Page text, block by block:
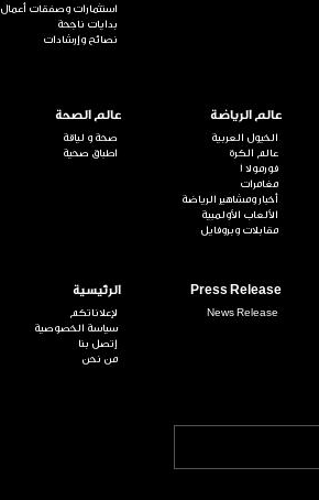
استثمارات وصفقات أعمال
بدايات ناجحة
نصائح وإرشادات
عالم الرياضة
الخيول العربية
عالم الكرة
فورمولا 1
مغامرات
أخبار ومشاهير الرياضة
الألعاب الأولمبية
مقابلات وبروفايل
عالم الصحة
صحة و لياقة
اطباق صحية
Press Release
News Release
الرئيسية
لإعلاناتكم
سياسة الخصوصية
إتصل بنا
من نحن